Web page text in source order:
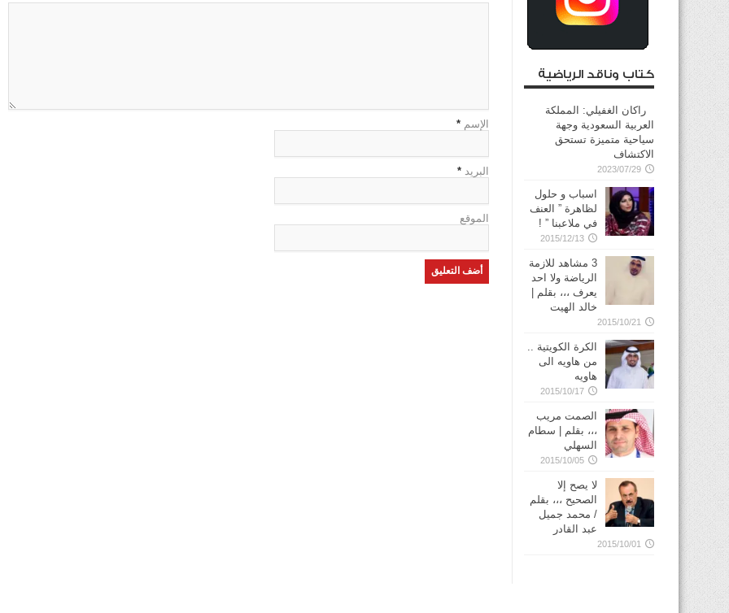
الإسم *
البريد *
الموقع
كتاب وناقد الرياضية
راكان الغفيلي: المملكة
العربية السعودية وجهة
سياحية متميزة تستحق
الاكتشاف
2023/07/29
اسباب و حلول
لظاهرة ” العنف
في ملاعبنا ” !
2015/12/13
3 مشاهد للازمة
الرياضة ولا احد
يعرف ،،، بقلم |
خالد الهيت
2015/10/21
الكرة الكويتية ..
من هاويه الى
هاويه
2015/10/17
الصمت مريب
،،، بقلم | سطام
السهلي
2015/10/05
لا يصح إلا
الصحيح ،،، بقلم
/ محمد جميل
عبد القادر
2015/10/01